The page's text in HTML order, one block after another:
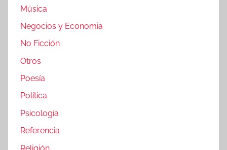
Música
Negocios y Economia
No Ficción
Otros
Poesía
Política
Psicología
Referencia
Religión